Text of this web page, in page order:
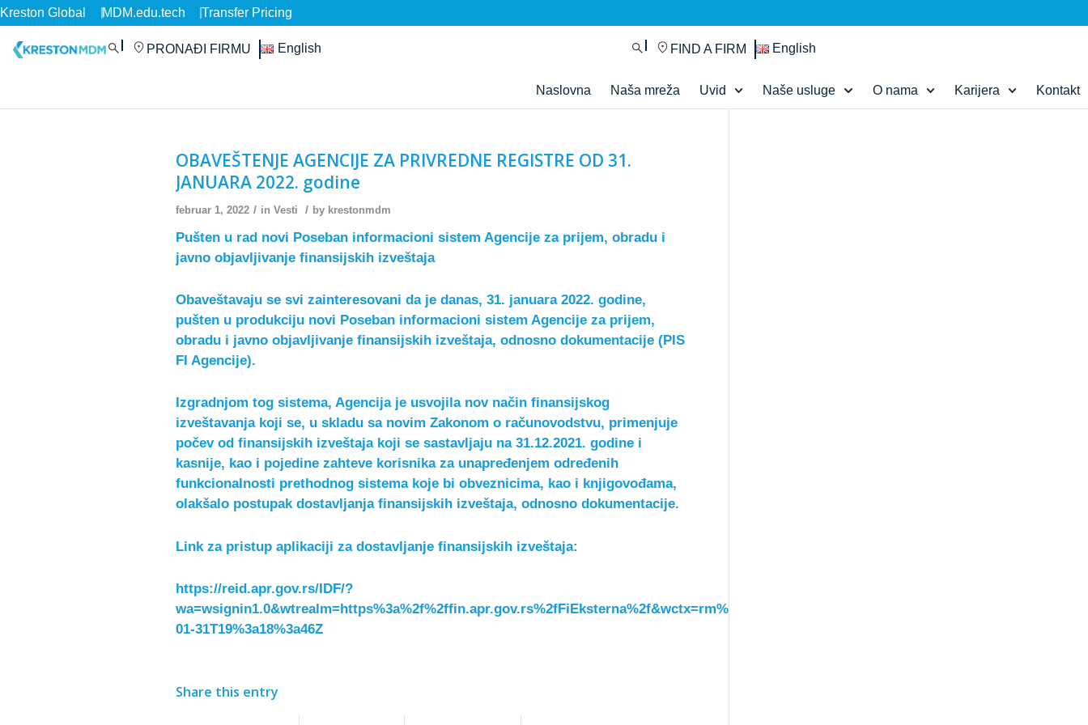
Kreston Global MDM.edu.tech Transfer Pricing
PRONAĐI FIRMU English FIND A FIRM English
Naslovna Naša mreža Uvid Naše usluge O nama Karijera Kontakt
OBAVEŠTENJE AGENCIJE ZA PRIVREDNE REGISTRE OD 31.
JANUARA 2022. godine
februar 1, 2022 / in Vesti / by krestonmdm
Pušten u rad novi Poseban informacioni sistem Agencije za prijem, obradu i
javno objavljivanje finansijskih izveštaja
Obaveštavaju se svi zainteresovani da je danas, 31. januara 2022. godine,
pušten u produkciju novi Poseban informacioni sistem Agencije za prijem,
obradu i javno objavljivanje finansijskih izveštaja, odnosno dokumentacije (PIS
FI Agencije).
Izgradnjom tog sistema, Agencija je usvojila nov način finansijskog
izveštavanja koji se, u skladu sa novim Zakonom o računovodstvu, primenjuje
počev od finansijskih izveštaja koji se sastavljaju na 31.12.2021. godine i
kasnije, kao i pojedine zahteve korisnika za unapređenjem određenih
funkcionalnosti prethodnog sistema koje bi obveznicima, kao i knjigovođama,
olakšalo postupak dostavljanja finansijskih izveštaja, odnosno dokumentacije.
Link za pristup aplikaciji za dostavljanje finansijskih izveštaja:
https://reid.apr.gov.rs/IDF/?
01-31T19%3a18%3a46Z
Share this entry